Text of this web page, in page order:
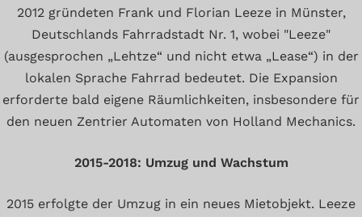
2012 gründeten Frank und Florian Leeze in Münster,
Deutschlands Fahrradstadt Nr. 1, wobei "Leeze"
(ausgesprochen „Lehtze“ und nicht etwa „Lease“) in der
lokalen Sprache Fahrrad bedeutet. Die Expansion
erforderte bald eigene Räumlichkeiten, insbesondere für
den neuen Zentrier Automaten von Holland Mechanics.
2015-2018: Umzug und Wachstum
2015 erfolgte der Umzug in ein neues Mietobjekt. Leeze